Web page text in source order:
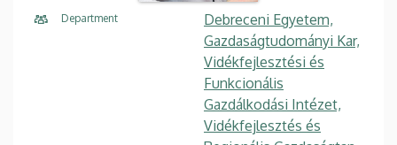
Department
Debreceni Egyetem,
Gazdaságtudományi Kar,
Vidékfejlesztési és
Funkcionális
Gazdálkodási Intézet,
Vidékfejlesztés és